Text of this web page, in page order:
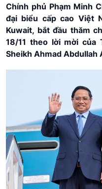
Chính phủ Phạm Minh
đại biểu cấp cao Việt
Kuwait, bắt đầu thăm
18/11 theo lời mời của
Sheikh Ahmad Abdullah